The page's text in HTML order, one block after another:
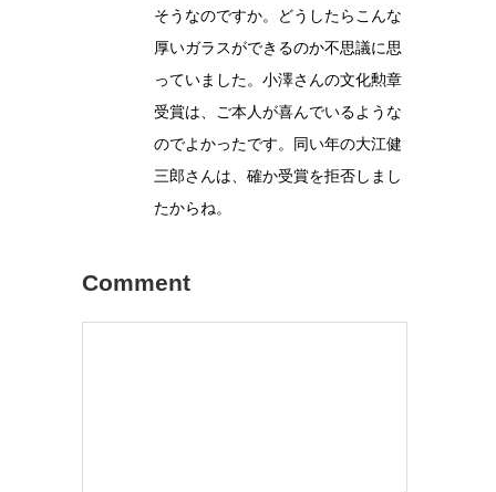
そうなのですか。どうしたらこんな
厚いガラスができるのか不思議に思
っていました。小澤さんの文化勲章
受賞は、ご本人が喜んでいるような
のでよかったです。同い年の大江健
三郎さんは、確か受賞を拒否しまし
たからね。
Comment